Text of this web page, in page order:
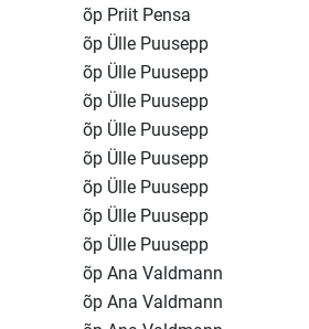
õp Priit Pensa
õp Ülle Puusepp
õp Ülle Puusepp
õp Ülle Puusepp
õp Ülle Puusepp
õp Ülle Puusepp
õp Ülle Puusepp
õp Ülle Puusepp
õp Ülle Puusepp
õp Ana Valdmann
õp Ana Valdmann